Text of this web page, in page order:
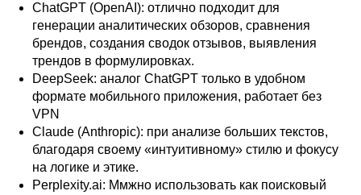
ChatGPT (OpenAI): отлично подходит для
генерации аналитических обзоров, сравнения
брендов, создания сводок отзывов, выявления
трендов в формулировках.
DeepSeek: аналог ChatGPT только в удобном
формате мобильного приложения, работает без
VPN
Claude (Anthropic): при анализе больших текстов,
благодаря своему «интуитивному» стилю и фокусу
на логике и этике.
Perplexity.ai: Ммжно использовать как поисковый